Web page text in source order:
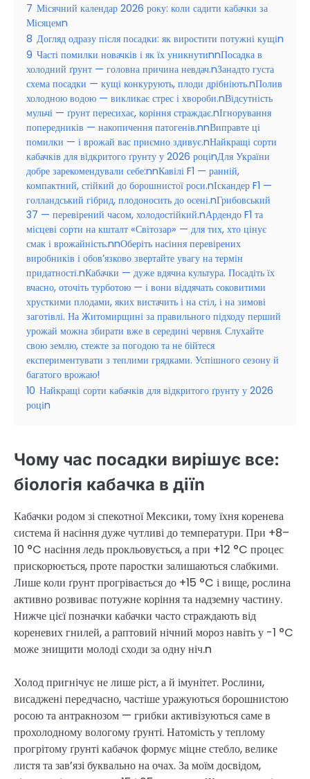
7 Місячний календар 2026 року: коли садити кабачки за
Місяцемn
8 Догляд одразу після посадки: як виростити потужні кущіn
9 Часті помилки новачків і як їх уникнутиnnПосадка в
холодний ґрунт — головна причина невдач.nЗанадто густа
схема посадки — кущі конкурують, плоди дрібніють.nПолив
холодною водою — викликає стрес і хвороби.nВідсутність
мульчі — ґрунт пересихає, коріння страждає.nІгнорування
попередників — накопичення патогенів.nnВиправте ці
помилки — і врожай вас приємно здивує.nНайкращі сорти
кабачків для відкритого ґрунту у 2026 роціnДля України
добре зарекомендували себе:nnКавілі F1 — ранній,
компактний, стійкий до борошнистої роси.nІскандер F1 —
голландський гібрид, плодоносить до осені.nГрибовський
37 — перевірений часом, холодостійкий.nАрдендо F1 та
місцеві сорти на кшталт «Світозар» — для тих, хто цінує
смак і врожайність.nnОберіть насіння перевірених
виробників і обов’язково звертайте увагу на термін
придатності.nКабачки — дуже вдячна культура. Посадіть їх
вчасно, оточіть турботою — і вони віддячать соковитими
хрусткими плодами, яких вистачить і на стіл, і на зимові
заготівлі. На Житомирщині за правильного підходу перший
урожай можна збирати вже в середині червня. Слухайте
свою землю, стежте за погодою та не бійтеся
експериментувати з теплими грядками. Успішного сезону й
багатого врожаю!
10 Найкращі сорти кабачків для відкритого ґрунту у 2026
роціn
Чому час посадки вирішує все:
біологія кабачка в діїn
Кабачки родом зі спекотної Мексики, тому їхня коренева
система й насіння дуже чутливі до температури. При +8–
10 °C насіння ледь прокльовується, а при +12 °C процес
прискорюється, проте паростки залишаються слабкими.
Лише коли ґрунт прогрівається до +15 °C і вище, рослина
активно розвиває потужне коріння та надземну частину.
Нижче цієї позначки кабачки часто страждають від
кореневих гнилей, а раптовий нічний мороз навіть у -1 °C
може знищити молоді сходи за одну ніч.n
Холод пригнічує не лише ріст, а й імунітет. Рослини,
висаджені передчасно, частіше уражуються борошнистою
росою та антракнозом — грибки активізуються саме в
прохолодному вологому ґрунті. Натомість у теплому
прогрітому ґрунті кабачок формує міцне стебло, велике
листя та зав’язі буквально на очах. За моїм досвідом,